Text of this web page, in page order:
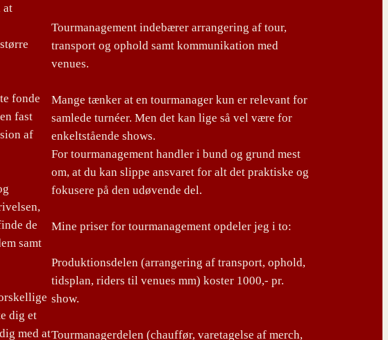
at
fonde
fast
af
de
samt
dig et
med at
Tourmanagement indebærer arrangering af tour,
transport og ophold samt kommunikation med
venues.
Mange tænker at en tourmanager kun er relevant for
samlede turnéer. Men det kan lige så vel være for
enkeltstående shows.
For tourmanagement handler i bund og grund mest
om, at du kan slippe ansvaret for alt det praktiske og
fokusere på den udøvende del.
Mine priser for tourmanagement opdeler jeg i to:
Produktionsdelen (arrangering af transport, ophold,
tidsplan, riders til venues mm) koster 1000,- pr.
show.
Tourmanagerdelen (chauffør, varetagelse af merch,